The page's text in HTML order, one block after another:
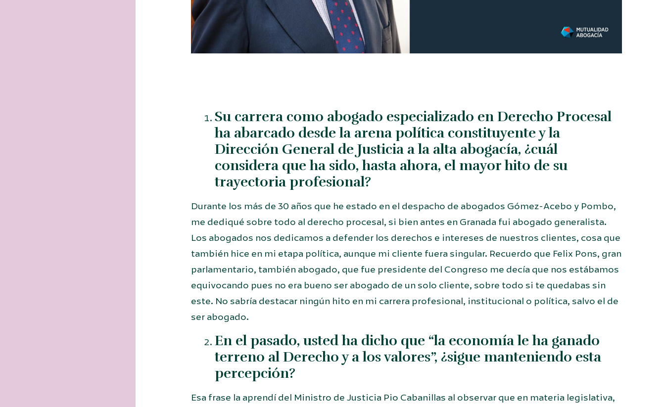
Su carrera como abogado especializado en Derecho Procesal
ha abarcado desde la arena política constituyente y la
Dirección General de Justicia a la alta abogacía, ¿cuál
considera que ha sido, hasta ahora, el mayor hito de su
trayectoria profesional?
Durante los más de 30 años que he estado en el despacho de abogados Gómez-Acebo y Pombo,
me dediqué sobre todo al derecho procesal, si bien antes en Granada fui abogado generalista.
Los abogados nos dedicamos a defender los derechos e intereses de nuestros clientes, cosa que
también hice en mi etapa política, aunque mi cliente fuera singular. Recuerdo que Felix Pons, gran
parlamentario, también abogado, que fue presidente del Congreso me decía que nos estábamos
equivocando pues no era bueno ser abogado de un solo cliente, sobre todo si te quedabas sin
este. No sabría destacar ningún hito en mi carrera profesional, institucional o política, salvo el de
ser abogado.
En el pasado, usted ha dicho que “la economía le ha ganado
terreno al Derecho y a los valores”, ¿sigue manteniendo esta
percepción?
Esa frase la aprendí del Ministro de Justicia Pio Cabanillas al observar que en materia legislativa,